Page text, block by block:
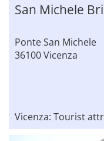
San Michele
Ponte San Michele
36100 Vicenza
Vicenza: Tourist